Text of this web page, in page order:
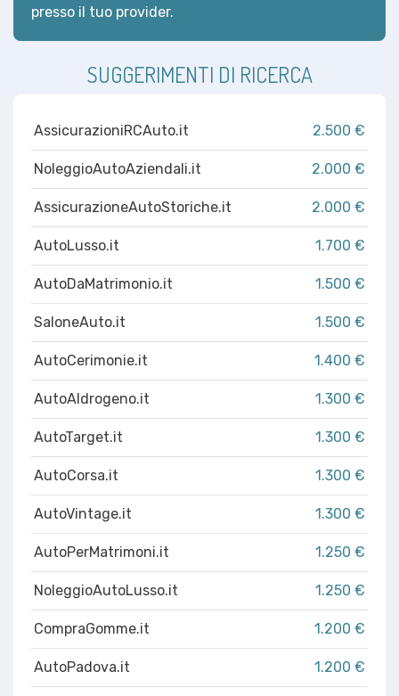
presso il tuo provider.
SUGGERIMENTI DI RICERCA
AssicurazioniRCAuto.it 2.500 €
NoleggioAutoAziendali.it 2.000 €
AssicurazioneAutoStoriche.it 2.000 €
AutoLusso.it 1.700 €
AutoDaMatrimonio.it 1.500 €
SaloneAuto.it 1.500 €
AutoCerimonie.it 1.400 €
AutoAIdrogeno.it 1.300 €
AutoTarget.it 1.300 €
AutoCorsa.it 1.300 €
AutoVintage.it 1.300 €
AutoPerMatrimoni.it 1.250 €
NoleggioAutoLusso.it 1.250 €
CompraGomme.it 1.200 €
AutoPadova.it 1.200 €